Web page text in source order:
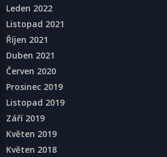
Leden 2022
Listopad 2021
Říjen 2021
Duben 2021
Červen 2020
Prosinec 2019
Listopad 2019
Září 2019
Květen 2019
Květen 2018